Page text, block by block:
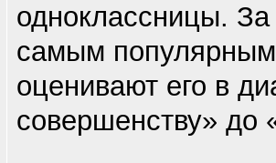
одноклассницы.
самым
оценивают его в
совершенству» до